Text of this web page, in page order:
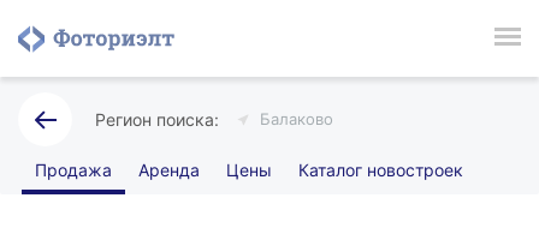
Балаково
Продажа Аренда Цены Каталог новостроек